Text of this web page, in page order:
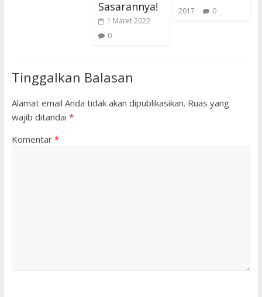
Sasarannya!
1 Maret 2022
0
2017
0
Tinggalkan Balasan
Alamat email Anda tidak akan dipublikasikan. Ruas yang
wajib ditandai *
Komentar *